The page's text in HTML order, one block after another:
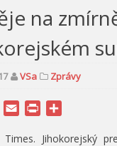
na
VSa Zprávy
Twitter
Email Print
Times. Jihokorejský